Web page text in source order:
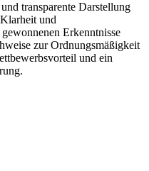
transparente Darstellung
und
Erkenntnisse
zur Ordnungsmäßigkeit
und ein